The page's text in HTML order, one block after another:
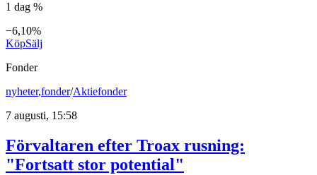
1 dag %
−6,10%
KöpSälj
Fonder
nyheter,fonder/Aktiefonder
7 augusti, 15:58
Förvaltaren efter Troax rusning:
"Fortsatt stor potential"